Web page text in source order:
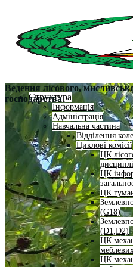
Структура
Інформація
Адміністрація
Навчальна частина
Відділення
Циклові комісії
ЦК
ЦК
ЦК
(G18)
(D1,D2)
ЦК
ЦК
Ведення лісового,
господарства